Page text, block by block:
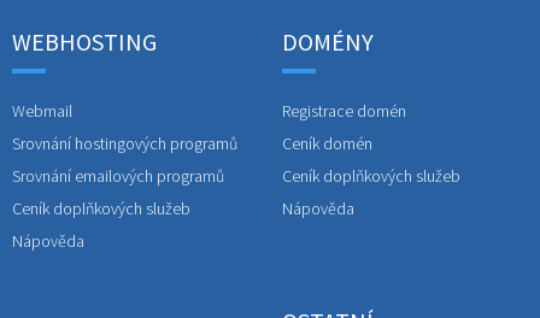
WEBHOSTING
Webmail
Srovnání hostingových programů
Srovnání emailových programů
Ceník doplňkových služeb
Nápověda
DOMÉNY
Registrace domén
Ceník domén
Ceník doplňkových služeb
Nápověda